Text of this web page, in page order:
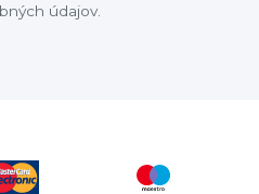
údajov.